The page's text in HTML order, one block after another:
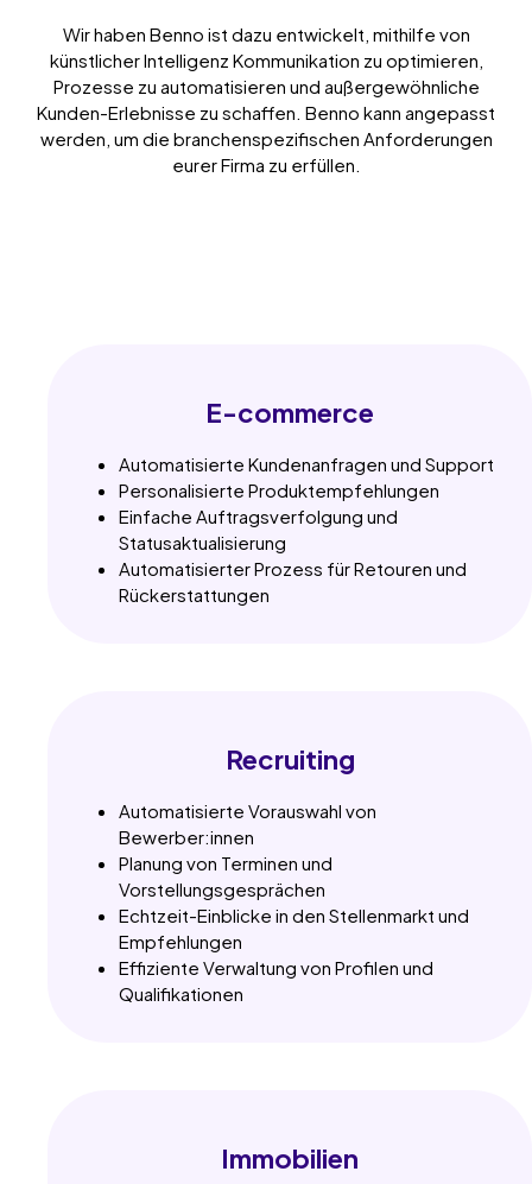
Wir haben Benno ist dazu entwickelt, mithilfe von
künstlicher Intelligenz Kommunikation zu optimieren,
Prozesse zu automatisieren und außergewöhnliche
Kunden-Erlebnisse zu schaffen. Benno kann angepasst
werden, um die branchenspezifischen Anforderungen
eurer Firma zu erfüllen.
E-commerce
Automatisierte Kundenanfragen und Support
Personalisierte Produktempfehlungen
Einfache Auftragsverfolgung und
Statusaktualisierung
Automatisierter Prozess für Retouren und
Rückerstattungen
Recruiting
Automatisierte Vorauswahl von
Bewerber:innen
Planung von Terminen und
Vorstellungsgesprächen
Echtzeit-Einblicke in den Stellenmarkt und
Empfehlungen
Effiziente Verwaltung von Profilen und
Qualifikationen
Immobilien